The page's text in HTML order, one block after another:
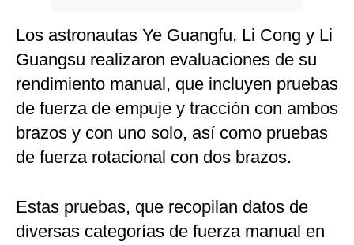
Los astronautas Ye Guangfu, Li Cong y Li
Guangsu realizaron evaluaciones de su
rendimiento manual, que incluyen pruebas
de fuerza de empuje y tracción con ambos
brazos y con uno solo, así como pruebas
de fuerza rotacional con dos brazos.
Estas pruebas, que recopilan datos de
diversas categorías de fuerza manual en